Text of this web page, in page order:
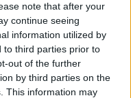
note that after your
continue seeing
information utilized by
to third parties prior to
out of the further
by third parties on the
This information may
Suivant